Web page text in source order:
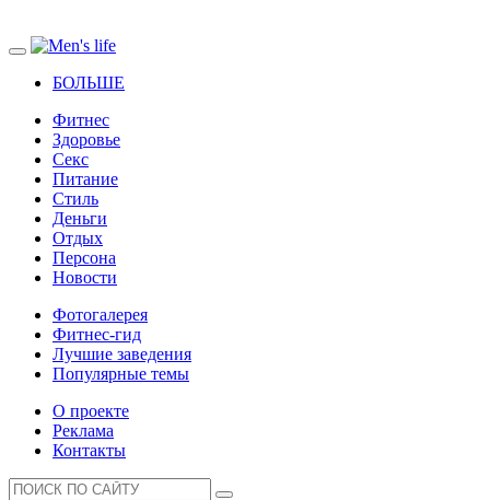
БОЛЬШЕ
Фитнес
Здоровье
Секс
Питание
Стиль
Деньги
Отдых
Персона
Новости
Фотогалерея
Фитнес-гид
Лучшие заведения
Популярные темы
О проекте
Реклама
Контакты